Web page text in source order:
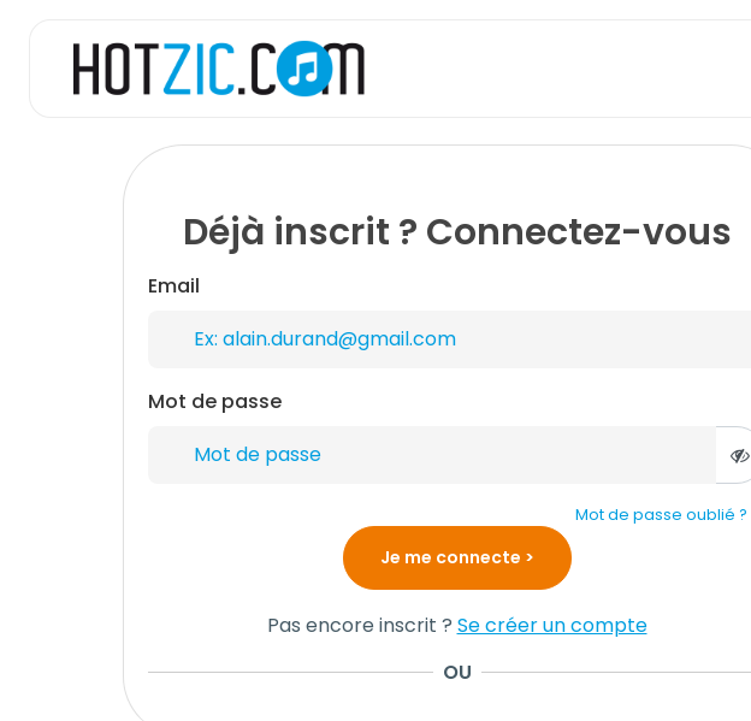
Déjà inscrit ? Connectez-vous
Email
Mot de passe
Mot de passe oublié ?
Pas encore inscrit ? Se créer un compte
OU